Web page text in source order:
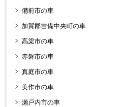
備前市の車
加賀郡吉備中央町の車
高梁市の車
赤磐市の車
真庭市の車
美作市の車
瀬戸内市の車